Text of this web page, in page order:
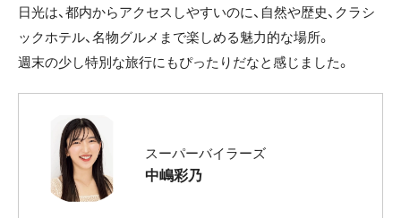
日光は、都内からアクセスしやすいのに、自然や歴史、クラシ
ックホテル、名物グルメまで楽しめる魅力的な場所。
週末の少し特別な旅行にもぴったりだなと感じました。
スーパーバイラーズ
中嶋彩乃